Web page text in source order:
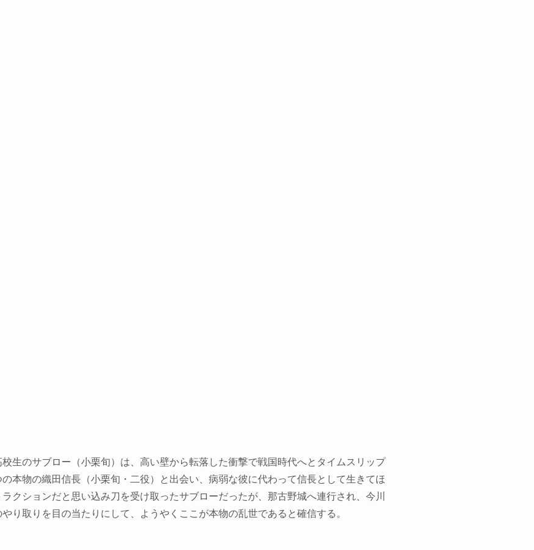
生のサブロー（小栗旬）は、高い壁から転落した衝撃で戦国時代へとタイムスリップ
本物の織田信長（小栗旬・二役）と出会い、病弱な彼に代わって信長として生きてほ
クションだと思い込み刀を受け取ったサブローだったが、那古野城へ連行され、今川
り取りを目の当たりにして、ようやくここが本物の乱世であると確信する。